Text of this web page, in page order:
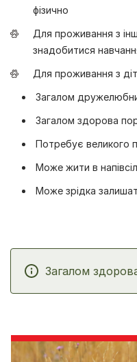
фізично
Для проживання з
знадобитися
Для проживання з
Загалом
Загалом здорова
Потребує великого
Може жити в
Може зрідка
Загалом